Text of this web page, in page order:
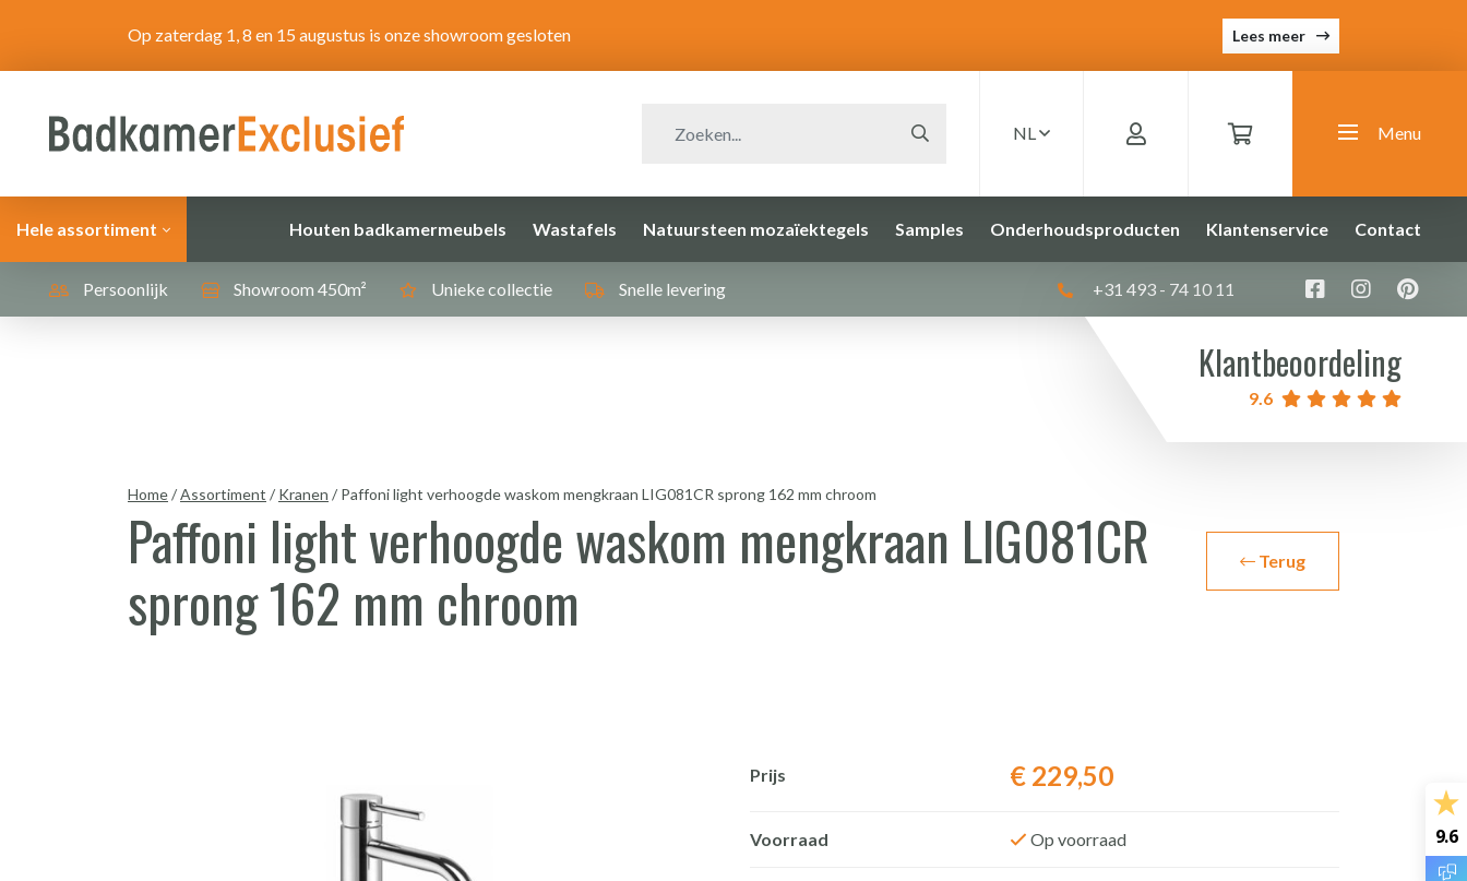
Op zaterdag 1, 8 en 15 augustus is onze showroom gesloten Lees meer
NL Menu
Hele assortiment Houten badkamermeubels Wastafels Natuursteen mozaïektegels Samples Onderhoudsproducten Klantenservice Contact
Persoonlijk Showroom 450m² Unieke collectie Snelle levering +31 493 - 74 10 11
Klantbeoordeling
9.6
Home/Assortiment / Kranen / Paffoni light verhoogde waskom mengkraan LIG081CR sprong 162 mm chroom
Paffoni light verhoogde waskom mengkraan LIG081CR
sprong 162 mm chroom
Terug
Prijs €229,50
Voorraad Op voorraad 9.6